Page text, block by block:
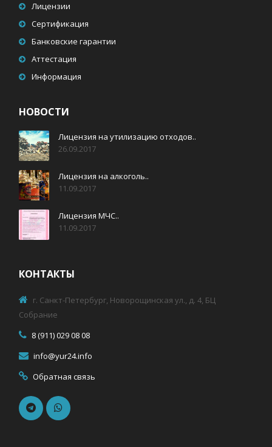
Лицензии
Сертификация
Банковские гарантии
Аттестация
Информация
НОВОСТИ
Лицензия на утилизацию отходов..
26.09.2017
Лицензия на алкоголь..
11.09.2017
Лицензия МЧС..
11.09.2017
КОНТАКТЫ
г. Санкт-Петербург, Новорощинская ул., д. 4, БЦ
Собрание
8 (911) 029 08 08
info@yur24.info
Обратная связь